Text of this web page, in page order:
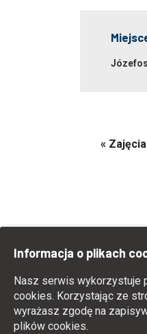
«
Kontakt
Polityka
Informacja o plikach
Nasz serwis wykorzystuje
cookies. Korzystając ze
wyrażasz zgodę na
plików cookies.